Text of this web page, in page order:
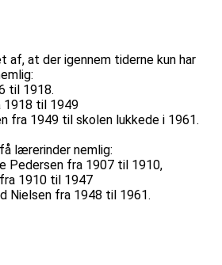
at der igennem tiderne kun har
til 1918.
1918 til 1949
fra 1949 til skolen lukkede i 1961.
lærerinder nemlig:
Pedersen fra 1907 til 1910,
1910 til 1947
Nielsen fra 1948 til 1961.